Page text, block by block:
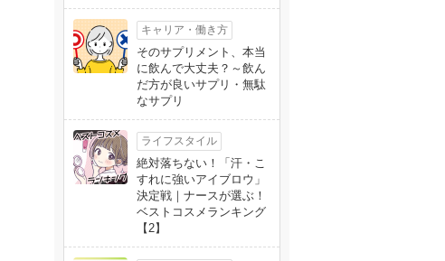
キャリア・働き方
そのサプリメント、本当
に飲んで大丈夫？～飲ん
だ方が良いサプリ・無駄
なサプリ
ライフスタイル
絶対落ちない！「汗・こ
すれに強いアイブロウ」
決定戦｜ナースが選ぶ！
ベストコスメランキング
【2】